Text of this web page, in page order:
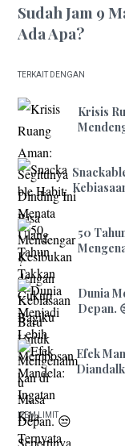
Sudah Jam 9
Ada Apa?
TERKAIT DENGAN
Krisis
50
Dunia
Depan.
Efek
ITEM LIMIT